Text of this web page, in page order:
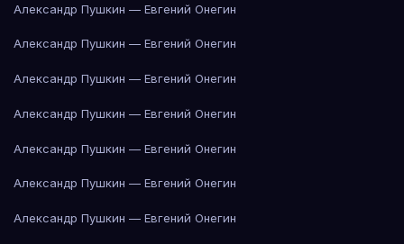
Александр Пушкин — Евгений Онегин
Александр Пушкин — Евгений Онегин
Александр Пушкин — Евгений Онегин
Александр Пушкин — Евгений Онегин
Александр Пушкин — Евгений Онегин
Александр Пушкин — Евгений Онегин
Александр Пушкин — Евгений Онегин